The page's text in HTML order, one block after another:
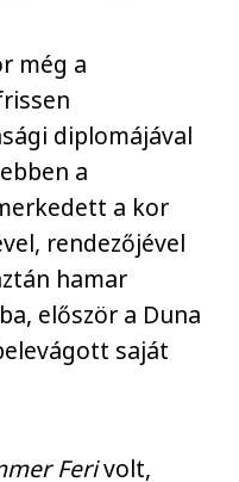
még a
diplomájával
a
a kor
rendezőjével
hamar
először a Duna
saját
Ferivolt,